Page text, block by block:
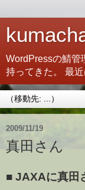
WordPressの鯖管
持ってきた。 最
2009/11/19
真田さん
■ JAXAに真田